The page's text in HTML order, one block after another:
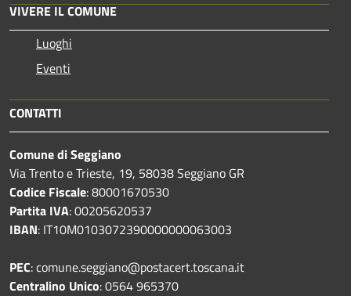
VIVERE IL COMUNE
Luoghi
Eventi
CONTATTI
Comune di Seggiano
Via Trento e Trieste, 19, 58038 Seggiano GR
Codice Fiscale: 80001670530
Partita IVA: 00205620537
IBAN: IT10M0103072390000000063003
PEC: comune.seggiano@postacert.toscana.it
Centralino Unico: 0564 965370